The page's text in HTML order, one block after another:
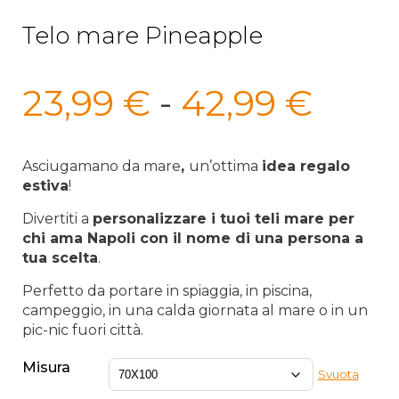
Telo mare Pineapple
23,99 € - 42,99 €
da
Asciugamano da mare, un’ottima idea regalo
estiva!
Divertiti a personalizzare i tuoi teli mare per
chi ama Napoli con il nome di una persona a
tua scelta.
Perfetto da portare in spiaggia, in piscina,
campeggio, in una calda giornata al mare o in un
pic-nic fuori città.
Misura Svuota